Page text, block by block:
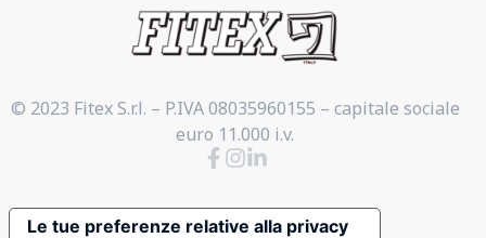
© 2023 Fitex S.r.l. – P.IVA 08035960155 – capitale sociale
euro 11.000 i.v.
Le tue preferenze relative alla privacy